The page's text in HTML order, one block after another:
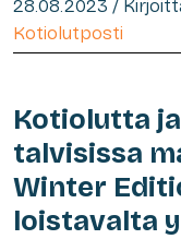
28.08.2023 /
Kotiolutposti
Kotiolutta
talvisissa
Winter
loistavalta